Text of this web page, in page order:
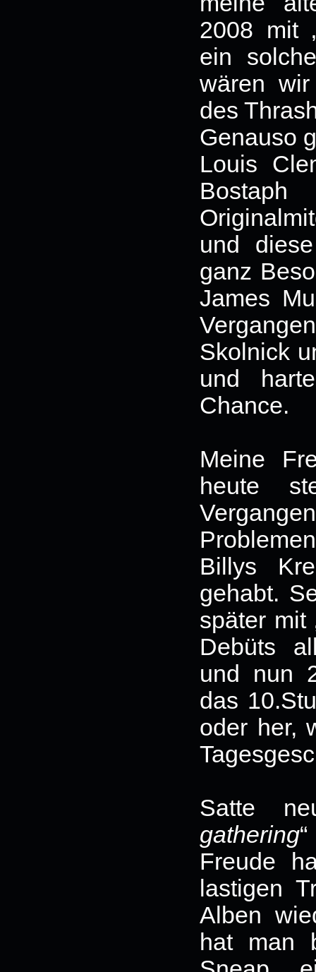
2008 mit
ein
wären
des
Genauso
Louis
und
ganz
James
Skolnick
und
Chance.
Meine
heute
Billys
gehabt.
später mit
Debüts
und nun
das
oder her,
Satte
gathering
Freude
lastigen
Alben
hat man